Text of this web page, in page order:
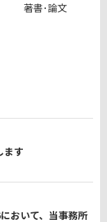
著書･論文
ます
いて、当事務所